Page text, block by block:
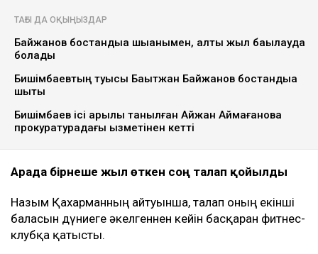
ТАҒЫ ДА ОҚЫҢЫЗДАР
Байжанов бостандыққа шыққанымен, алты жыл бақылауда
болады
Бишімбаевтың туысы Бақытжан Байжанов бостандыққа
шықты
Бишімбаев ісі арқылы танылған Айжан Аймағанова
прокуратурадағы қызметінен кетті
Арада бірнеше жыл өткен соң талап қойылды
Назым Қахарманның айтуынша, талап оның екінші
баласын дүниеге әкелгеннен кейін басқарған фитнес-
клубқа қатысты.